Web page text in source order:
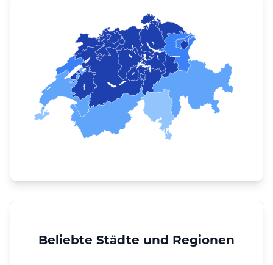
Beliebte Städte und Regionen